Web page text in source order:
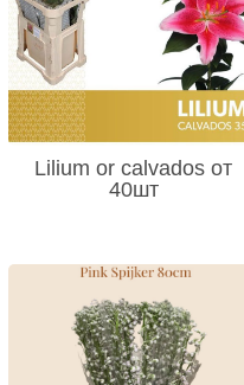
Lilium or calvados от
40шт